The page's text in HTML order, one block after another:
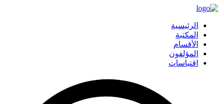
الرئيسية
المكتبة
الأقسام
المؤلفون
اقتباسات